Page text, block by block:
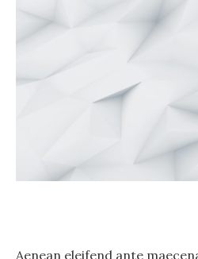
Aenean eleifend ante